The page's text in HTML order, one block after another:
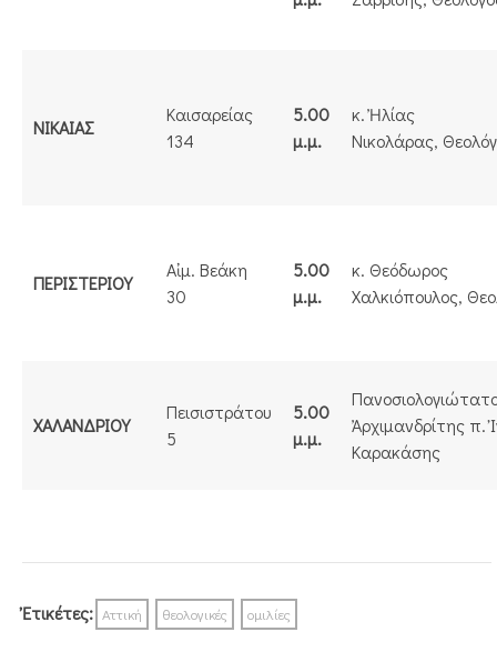
ΝΙΚΑΙΑΣ
Καισαρείας
134
5.00
μ.μ.
κ. Ἠλίας
Νικολάρας,
ΠΕΡΙΣΤΕΡΙΟΥ
Αἰμ. Βεάκη
30
5.00
μ.μ.
κ. Θεόδωρος
Χαλκιόπουλος,
ΧΑΛΑΝΔΡΙΟΥ
Πεισιστράτου
5
5.00
μ.μ.
Ἀρχιμανδρίτης π.
Καρακάσης
Ἐτικέτες: Αττική θεολογικές ομιλίες